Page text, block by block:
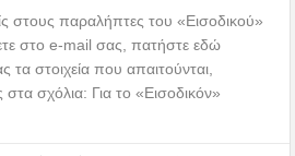
στους παραλήπτες του «Εισοδικού»
στο e-mail σας, πατήστε εδώ
στοιχεία που απαιτούνται,
στα σχόλια: Για το «Εισοδικόν»